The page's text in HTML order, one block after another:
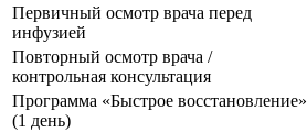
Первичный осмотр врача перед
инфузией
Повторный осмотр врача /
контрольная консультация
Программа «Быстрое восстановление»
(1 день)